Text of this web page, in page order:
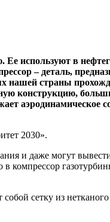
Ее используют в
– деталь,
нашей страны
конструкцию,
аэродинамическое
2030».
и даже могут
компрессор
сетку из